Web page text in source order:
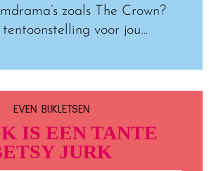
zoals The Crown?
voor jou…
EVEN BIJKLETSEN
IS EEN TANTE
JURK